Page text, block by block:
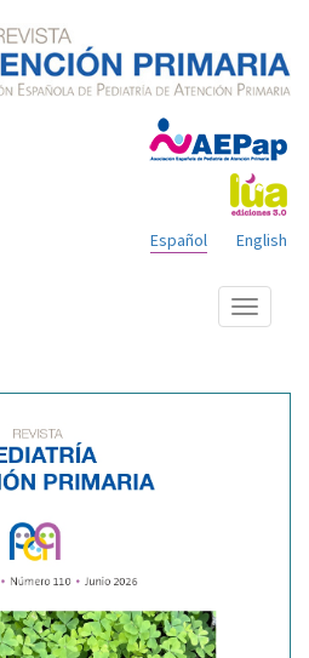
English
Español
Mostrar
menú